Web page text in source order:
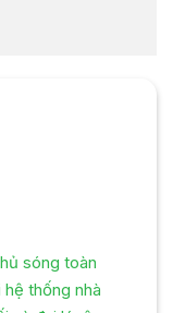
sóng toàn
thống nhà